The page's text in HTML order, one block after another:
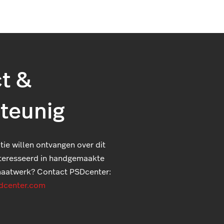
&
willen ontvangen over dit
in handgemaakte
Contact PSDcenter: